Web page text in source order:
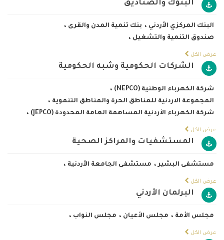
البنوك والصناديق
البنك المركزي الأردني ، بنك تنمية المدن والقرى ،
صندوق التنمية والتشغيل ،
عرض الكل
الشركات الحكومية وشبه الحكومية
شركة الكهرباء الوطنية (NEPCO)
،
المجموعة الاردنية للمناطق الحرة والمناطق التنموية ،
شركة الكهرباء الأردنية المساهمة العامة المحدودة (JEPCO)
،
عرض الكل
المستشفيات والمراكز الصحية
مستشفى البشير ، مستشفى الجامعة الأردنية ،
عرض الكل
البرلمان الأردني
مجلس الأمة ، مجلس الأعيان ، مجلس النواب ،
عرض الكل